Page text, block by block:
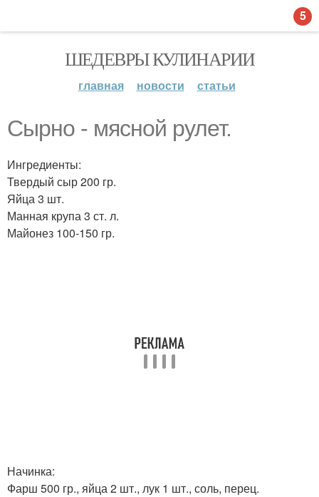
ШЕДЕВРЫ КУЛИНАРИИ
главная новости статьи
Сырно - мясной рулет.
Ингредиенты:
Твердый сыр 200 гр.
Яйца 3 шт.
Манная крупа 3 ст. л.
Майонез 100-150 гр.
Начинка:
Фарш 500 гр., яйца 2 шт., лук 1 шт., соль, перец.
5